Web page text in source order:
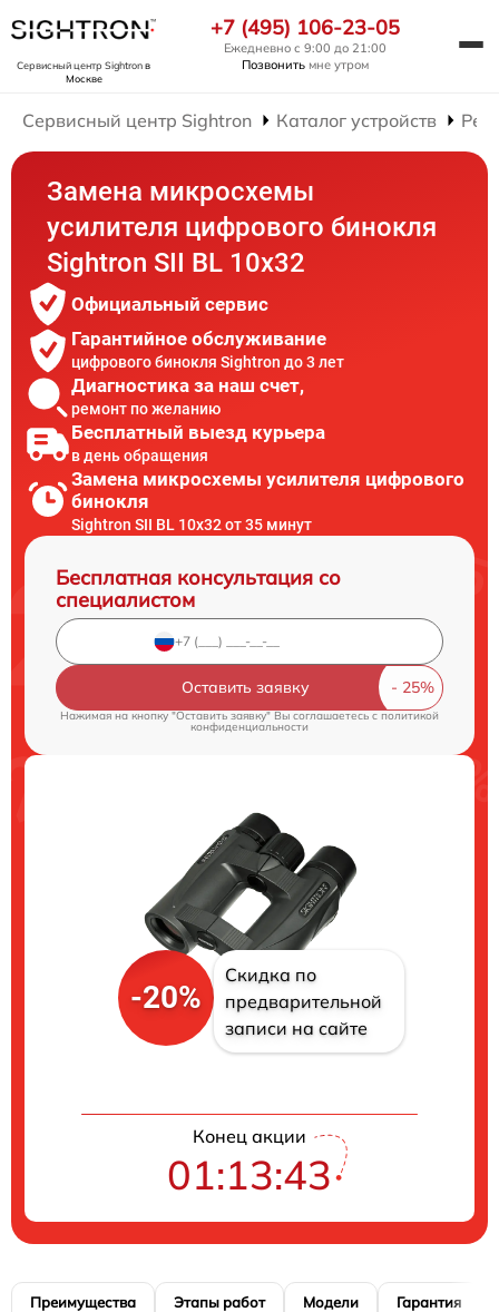
Сервисный центр Sightronв
Москве
+7 (495) 106-23-05
Ежедневно с 9:00 до 21:00
Позвонить мне утром
Сервисный центр Sightron Каталог устройств
Замена микросхемы
усилителя цифрового бинокля
Sightron SII BL 10x32
Официальный сервис
Гарантийное обслуживание
цифрового бинокля Sightron до 3 лет
Диагностика за наш счет,
ремонт по желанию
Бесплатный выезд курьера
в день обращения
Замена микросхемы усилителя цифрового
бинокля
Sightron SII BL 10x32 от 35 минут
Бесплатная консультация со
специалистом
Оставить заявку
Нажимая на кнопку "Оставить заявку" Вы соглашаетесь cполитикой
конфиденциальности
-20%
Скидка по
предварительной
записи на сайте
Конец акции
01:13:42
Преимущества Этапы работ Модели Гарантия